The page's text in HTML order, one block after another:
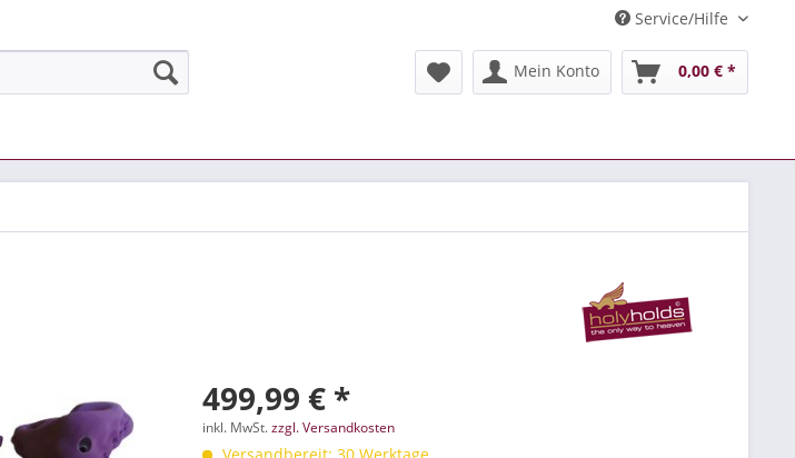
Service/Hilfe
Mein Konto 0,00 € *
499,99 € *
inkl. MwSt.zzgl. Versandkosten